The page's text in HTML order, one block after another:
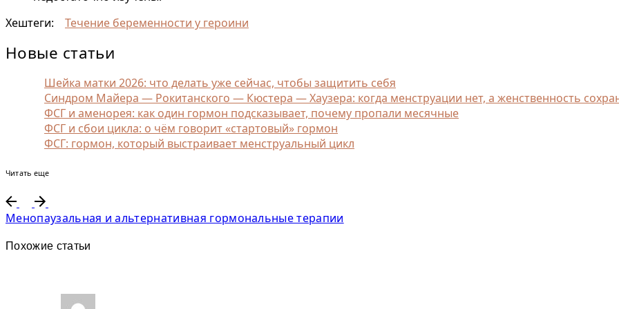
Хештеги:
Течение беременности у героини
Новые статьи
Шейка матки 2026: что делать уже сейчас, чтобы защитить себя
Синдром Майера — Рокитанского — Кюстера — Хаузера: когда менструации нет, а женственность
ФСГ и аменорея: как один гормон подсказывает, почему пропали месячные
ФСГ и сбои цикла: о чём говорит «стартовый» гормон
ФСГ: гормон, который выстраивает менструальный цикл
Читать еще
Менопаузальная и альтернативная гормональные терапии
Похожие статьи